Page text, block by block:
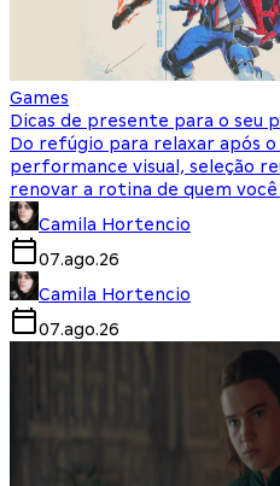
Games
Dicas de presente para o seu
Do refúgio para relaxar após
performance visual, seleção
renovar a rotina de quem você
Camila Hortencio
07.ago.26
Camila Hortencio
07.ago.26